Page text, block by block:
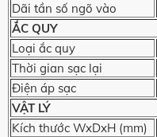
Dãi tần số ngõ vào
ẮC QUY
Loại ắc quy
Thời gian sạc lại
Điện áp sạc
VẬT LÝ
Kích thước WxDxH (mm)